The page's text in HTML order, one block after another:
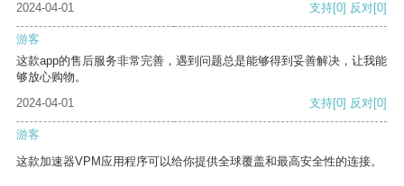
2024-04-01 支持[0] 反对[0]
游客
这款app的售后服务非常完善，遇到问题总是能够得到妥善解决，让我能
够放心购物。
2024-04-01
支持[0] 反对[0]
游客
这款加速器VPM应用程序可以给你提供全球覆盖和最高安全性的连接。